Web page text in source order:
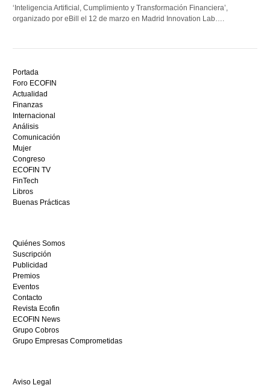
‘Inteligencia Artificial, Cumplimiento y Transformación Financiera’,
organizado por eBill el 12 de marzo en Madrid Innovation Lab….
mejor
bono
sin
depósito
casino
en
España,
visita
este
sitio
restaurantedonmauro.es
y
ganar
hoy
mismo.
Portada
Foro ECOFIN
Actualidad
Finanzas
Internacional
Análisis
Comunicación
Mujer
Congreso
ECOFIN TV
FinTech
Libros
Buenas Prácticas
Quiénes Somos
Suscripción
Publicidad
Premios
Eventos
Contacto
Revista Ecofin
ECOFIN News
Grupo Cobros
Grupo Empresas Comprometidas
Aviso Legal